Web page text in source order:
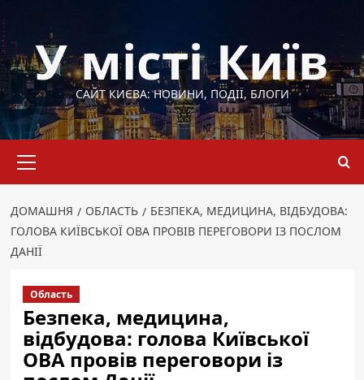
до
вмістуУ місті Київ
САЙТ КИЄВА: НОВИНИ, ПОДІЇ, БЛОГИ
меню
ДОМАШНЯ ОБЛАСТЬ
БЕЗПЕКА, МЕДИЦИНА, ВІДБУДОВА:
ГОЛОВА КИЇВСЬКОЇ ОВА ПРОВІВ ПЕРЕГОВОРИ ІЗ ПОСЛОМ
ДАНІЇ
Область
Безпека, медицина,
відбудова: голова Київської
ОВА провів переговори із